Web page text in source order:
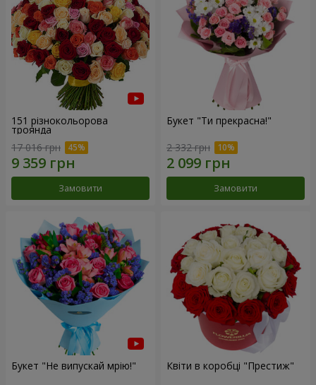
151 різнокольорова
троянда
17 016 грн
Замовити
Букет "Ти прекрасна!"
2 332 грн
Замовити
Букет "Не випускай мрію!" Квіти в коробці "Престиж"